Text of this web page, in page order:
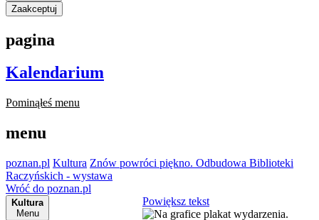
Zaakceptuj
pagina
Kalendarium
Pominąłeś menu
menu
poznan.pl Kultura Znów powróci piękno. Odbudowa Biblioteki
Raczyńskich - wystawa
Wróć do poznan.pl
Kultura
Menu
Powiększ tekst